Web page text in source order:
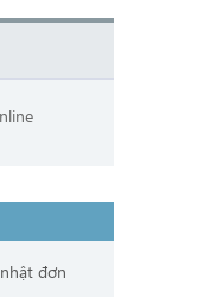
đơn